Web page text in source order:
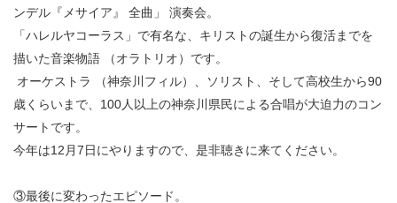
ンデル『メサイア』 全曲」 演奏会。
「ハレルヤコーラス」で有名な、キリストの誕生から復活までを
描いた音楽物語 （オラトリオ）です。
オーケストラ （神奈川フィル）、ソリスト、そして高校生から90
歳くらいまで、100人以上の神奈川県民による合唱が大迫力のコン
サートです。
今年は12月7日にやりますので、是非聴きに来てください。
③最後に変わったエピソード。